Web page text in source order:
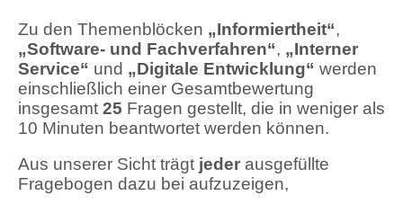
Zu den Themenblöcken „Informiertheit“,
„Software- und Fachverfahren“, „Interner
Service“ und „Digitale Entwicklung“ werden
einschließlich einer Gesamtbewertung
insgesamt 25 Fragen gestellt, die in weniger als
10 Minuten beantwortet werden können.
Aus unserer Sicht trägt jeder ausgefüllte
Fragebogen dazu bei aufzuzeigen,